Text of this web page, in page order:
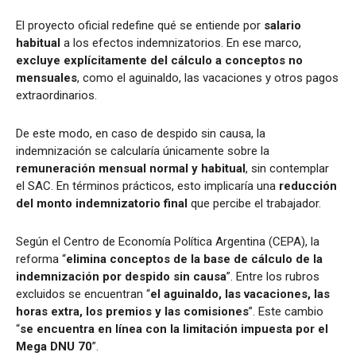
El proyecto oficial redefine qué se entiende por salario
habitual a los efectos indemnizatorios. En ese marco,
excluye explícitamente del cálculo a conceptos no
mensuales, como el aguinaldo, las vacaciones y otros pagos
extraordinarios.
De este modo, en caso de despido sin causa, la
indemnización se calcularía únicamente sobre la
remuneración mensual normal y habitual, sin contemplar
el SAC. En términos prácticos, esto implicaría una reducción
del monto indemnizatorio final que percibe el trabajador.
Según el Centro de Economía Política Argentina (CEPA), la
reforma “elimina conceptos de la base de cálculo de la
indemnización por despido sin causa”. Entre los rubros
excluidos se encuentran “el aguinaldo, las vacaciones, las
horas extra, los premios y las comisiones”. Este cambio
“se encuentra en línea con la limitación impuesta por el
Mega DNU 70”.